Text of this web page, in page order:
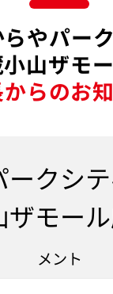
やパー
山ザモ
らのお
ークシテ
ザモー
メント